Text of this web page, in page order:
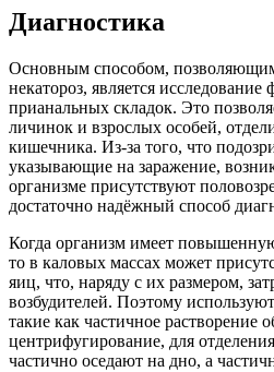
Диагностика
Основным способом,
некатороз, является исследование
прианальных складок. Это
личинок и взрослых особей,
кишечника. Из-за того, что
указывающие на заражение,
организме присутствуют
достаточно надёжный способ
Когда организм имеет
то в каловых массах может
яиц, что, наряду с их размером,
возбудителей. Поэтому
такие как частичное растворение
центрифугирование, для
частично оседают на дно, а